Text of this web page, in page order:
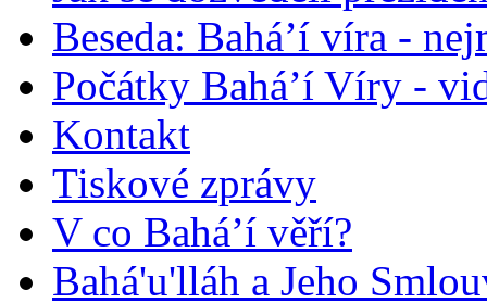
Beseda: Bahá’í víra -
Počátky Bahá’í Víry -
Kontakt
Tiskové zprávy
V co Bahá’í věří?
Bahá'u'lláh a Jeho